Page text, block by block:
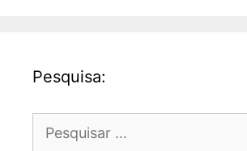
Pesquisa:
por: